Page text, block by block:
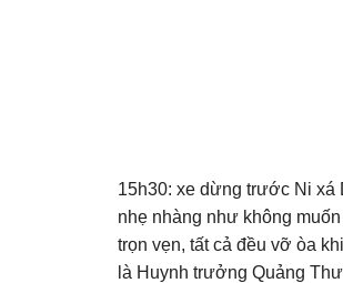
15h30: xe dừng trước Ni xá
nhẹ nhàng như không
trọn vẹn, tất cả đều vỡ òa
là Huynh trưởng Quảng